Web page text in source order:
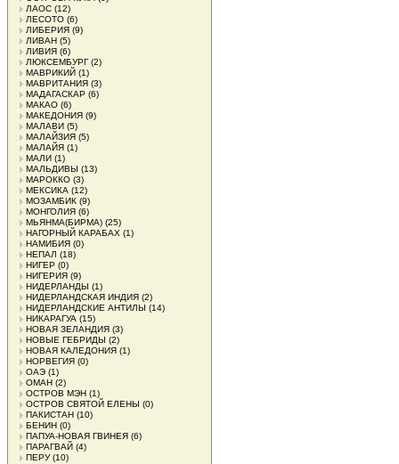
ЛАОС (12)
ЛЕСОТО (6)
ЛИБЕРИЯ (9)
ЛИВАН (5)
ЛИВИЯ (6)
ЛЮКСЕМБУРГ(2)
МАВРИКИЙ (1)
МАВРИТАНИЯ (3)
МАДАГАСКАР (6)
МАКАО (6)
МАКЕДОНИЯ (9)
МАЛАВИ (5)
МАЛАЙЗИЯ (5)
МАЛАЙЯ (1)
МАЛИ (1)
МАЛЬДИВЫ (13)
МАРОККО (3)
МЕКСИКА (12)
МОЗАМБИК (9)
МОНГОЛИЯ (6)
МЬЯНМА(БИРМА) (25)
НАГОРНЫЙ КАРАБАХ (1)
НАМИБИЯ (0)
НЕПАЛ (18)
НИГЕР (0)
НИГЕРИЯ (9)
НИДЕРЛАНДЫ (1)
НИДЕРЛАНДСКАЯ ИНДИЯ (2)
НИДЕРЛАНДСКИЕ АНТИЛЫ (14)
НИКАРАГУА (15)
НОВАЯ ЗЕЛАНДИЯ (3)
НОВЫЕ ГЕБРИДЫ (2)
НОВАЯ КАЛЕДОНИЯ (1)
НОРВЕГИЯ (0)
ОАЭ (1)
ОМАН (2)
ОСТРОВ МЭН (1)
ОСТРОВ СВЯТОЙ ЕЛЕНЫ (0)
ПАКИСТАН (10)
БЕНИН (0)
ПАПУА-НОВАЯ ГВИНЕЯ (6)
ПАРАГВАЙ (4)
ПЕРУ(10)